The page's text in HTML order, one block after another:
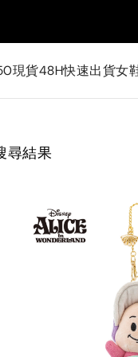
現貨48H快速出貨女
尋結果